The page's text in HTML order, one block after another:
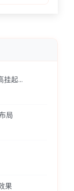
挂起...
局
果